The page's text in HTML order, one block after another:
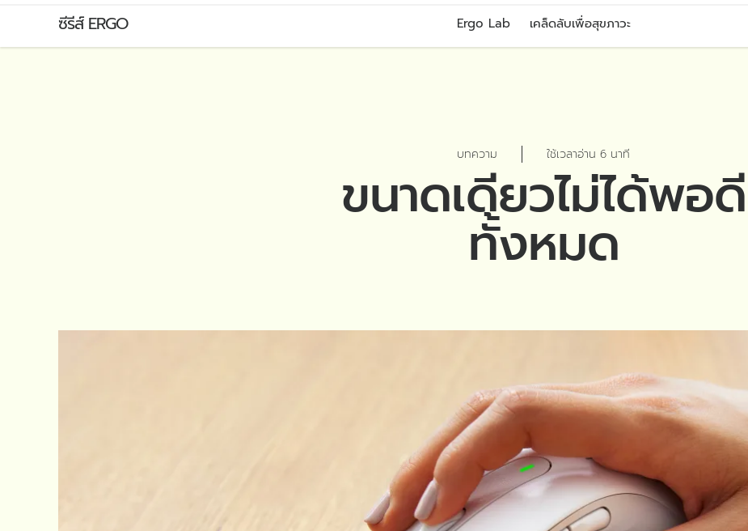
ขนาด
ทั้งหมด
ซีรีส์ ERGO Ergo Lab เคล็ดลับเพื่อสุขภาวะ
บทความ ใช้เวลาอ่าน 6 นาที
ขนาดเดียวไม่ได้พอดี
ทั้งหมด